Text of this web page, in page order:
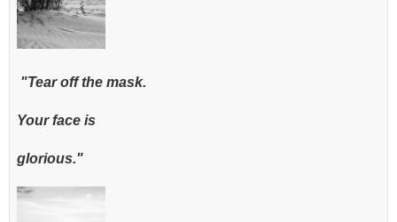
"Tear off the mask.
Your face is
glorious."